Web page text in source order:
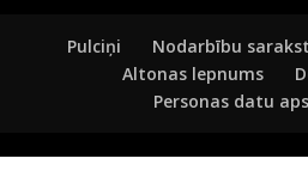
Pulciņi Nodarbību
Altonas lepnums
Personas datu